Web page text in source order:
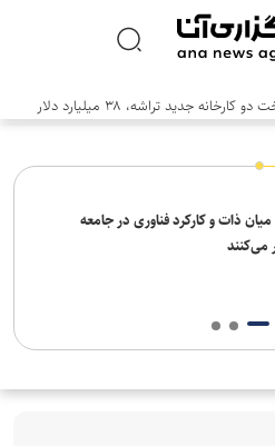
اس‌کی هاینیکس برای ساخت دو کارخانه جدید تراشه، ۳۸ میلیارد دلار
میان ذات و کارکرد فناوری در جامعه
می‌کنند